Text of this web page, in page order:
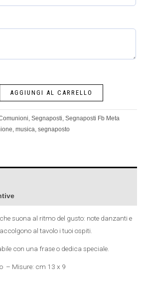
AGGIUNGI AL CARRELLO
Segnaposti Segnaposti Fb Meta
musica segnaposto
suona al ritmo del gusto: note danzanti e
al tavolo i tuoi ospiti.
con una frase o dedica speciale.
– Misure: cm 13 x 9